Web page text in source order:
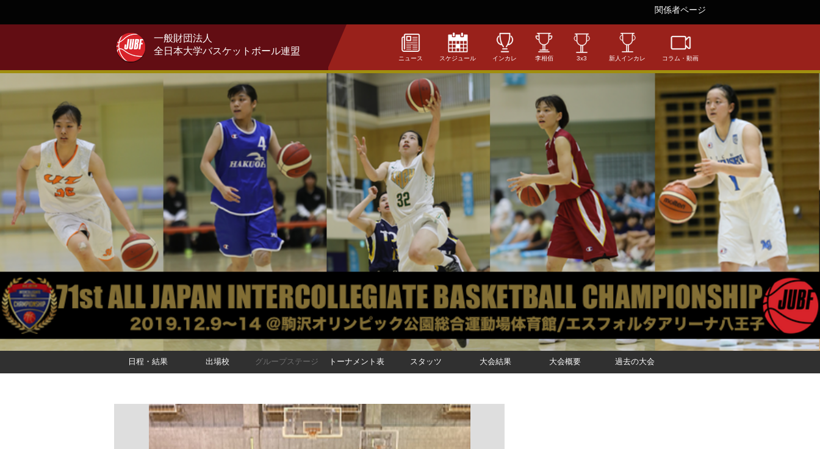
関係者ページ
一般財団法人
全日本大学バスケットボール連盟
ニュース スケジュール インカレ 李相佰 3x3 新人インカレ コラム・動画
日程・結果 出場校 グループステージ トーナメント表 スタッツ 大会結果 大会概要 過去の大会